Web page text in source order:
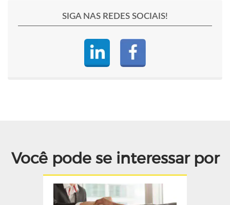
SIGA NAS REDES SOCIAIS!
Você pode se interessar por